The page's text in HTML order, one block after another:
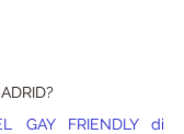
GAY FRIENDLY di